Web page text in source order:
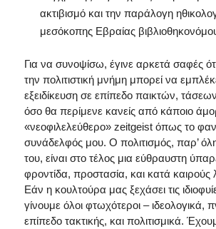
ακτιβισμό και την παράλογη
μεσόκοπης Εβραίας
Για να συνοψίσω, έγινε αρκετά σαφές
την πολιτιστική μνήμη μπορεί να
εξειδίκευση σε επίπεδο παικτών,
όσο θα περίμενε κανείς από κάποιο
«νεοφιλελεύθερο» zeitgeist όπως το
συνάδελφός μου. Ο πολιτισμός, παρ’
του, είναι στο τέλος μια εύθραυστη
φροντίδα, προστασία, και κατά καιρούς
Εάν η κουλτούρα μας ξεχάσει τις
γίνουμε όλοι φτωχότεροι – ιδεολογικά,
επίπεδο τακτικής, και πολιτισμικά.